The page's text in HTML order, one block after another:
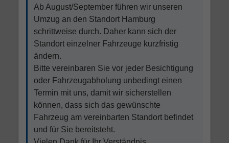
Ab August/September führen wir unseren
Umzug an den Standort Hamburg
schrittweise durch. Daher kann sich der
Standort einzelner Fahrzeuge kurzfristig
ändern.
Bitte vereinbaren Sie vor jeder Besichtigung
oder Fahrzeugabholung unbedingt einen
Termin mit uns, damit wir sicherstellen
können, dass sich das gewünschte
Fahrzeug am vereinbarten Standort befindet
und für Sie bereitsteht.